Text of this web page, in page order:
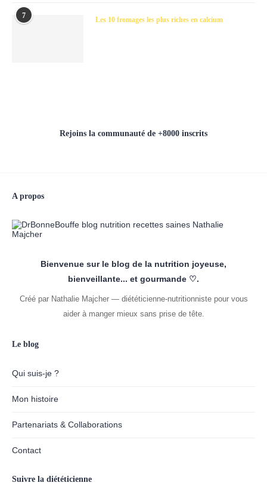
7 Les 10 fromages les plus riches en calcium
Rejoins la communauté de +8000 inscrits
A propos
Bienvenue sur le blog de la nutrition joyeuse,
bienveillante... et gourmande ♡.
Créé par Nathalie Majcher — diététicienne-nutritionniste pour vous
aider à manger mieux sans prise de tête.
Le blog
Qui suis-je ?
Mon histoire
Partenariats & Collaborations
Contact
Suivre la diététicienne